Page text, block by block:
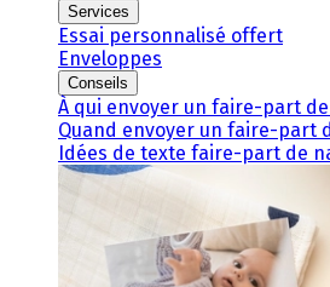
Services
Essai personnalisé offert
Enveloppes
Conseils
À qui envoyer un faire-part
Quand envoyer un faire-part
Idées de texte faire-part de